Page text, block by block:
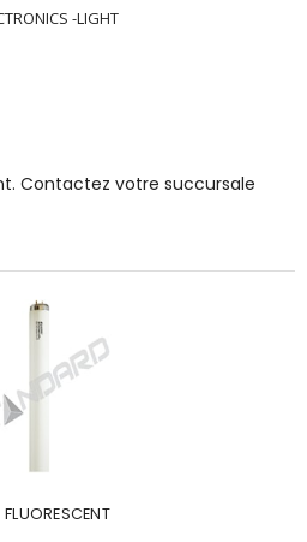
-LIGHT
Contactez votre succursale